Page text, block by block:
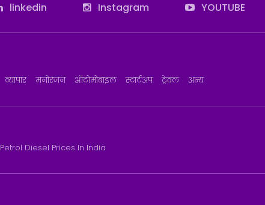
linkedin Instagram YOUTUBE
व्यापार मनोरंजन ऑटोमोबाइल स्टार्टअप ट्रेवल अन्य
Petrol Diesel Prices In India